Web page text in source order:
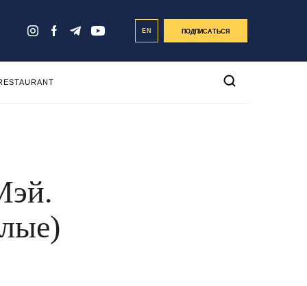
EN ПОДПИСАТЬСЯ